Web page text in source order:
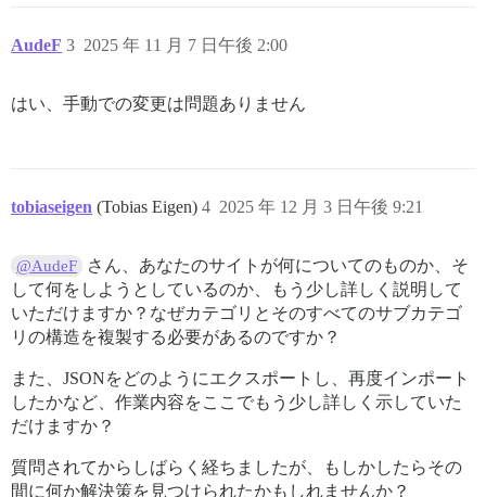
AudeF 2025 年 11 月 7 日午後 2:00
3
はい、手動での変更は問題ありません
tobiaseigen (Tobias Eigen) 2025 年 12 月 3 日午後 9:21
4
@AudeF
さん、あなたのサイトが何についてのものか、そ
して何をしようとしているのか、もう少し詳しく説明して
いただけますか？なぜカテゴリとそのすべてのサブカテゴ
リの構造を複製する必要があるのですか？
また、JSONをどのようにエクスポートし、再度インポート
したかなど、作業内容をここでもう少し詳しく示していた
だけますか？
質問されてからしばらく経ちましたが、もしかしたらその
間に何か解決策を見つけられたかもしれませんか？